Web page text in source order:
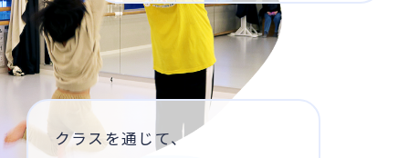
クラスを通じて、